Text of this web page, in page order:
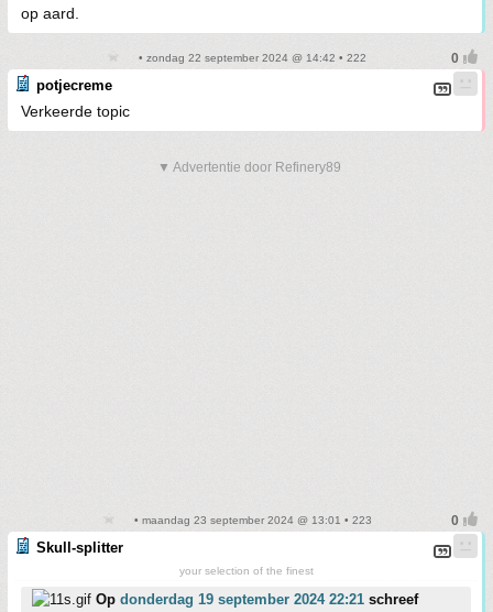
op aard.
• zondag 22 september 2024 @ 14:42 • 222
potjecreme
Verkeerde topic
▼ Advertentie door Refinery89
• maandag 23 september 2024 @ 13:01 • 223
Skull-splitter
your selection of the finest
Op donderdag 19 september 2024 22:21 schreef